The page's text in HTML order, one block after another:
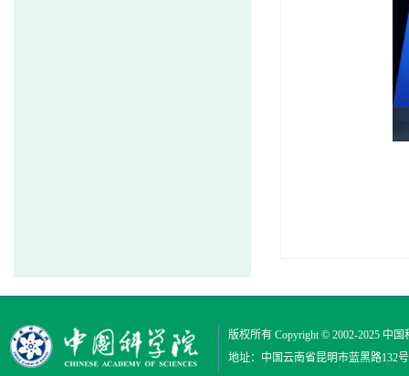
版权所有 Copyright © 2002-2025 中国
地址：中国云南省昆明市蓝黑路